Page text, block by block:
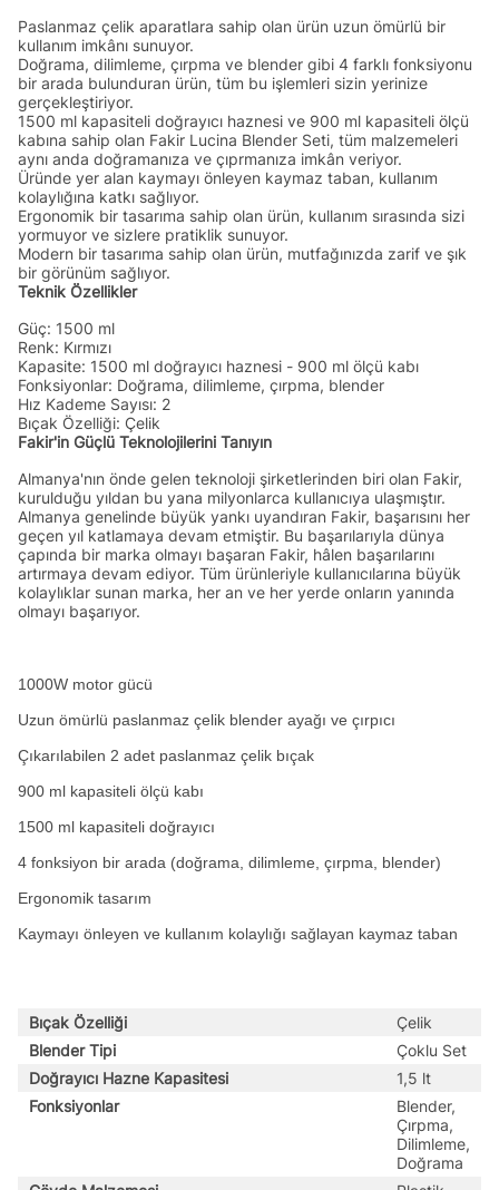
Paslanmaz çelik aparatlara sahip olan ürün uzun ömürlü bir
kullanım imkânı sunuyor.
Doğrama, dilimleme, çırpma ve blender gibi 4 farklı fonksiyonu
bir arada bulunduran ürün, tüm bu işlemleri sizin yerinize
gerçekleştiriyor.
1500 ml kapasiteli doğrayıcı haznesi ve 900 ml kapasiteli ölçü
kabına sahip olan Fakir Lucina Blender Seti, tüm malzemeleri
aynı anda doğramanıza ve çıprmanıza imkân veriyor.
Üründe yer alan kaymayı önleyen kaymaz taban, kullanım
kolaylığına katkı sağlıyor.
Ergonomik bir tasarıma sahip olan ürün, kullanım sırasında sizi
yormuyor ve sizlere pratiklik sunuyor.
Modern bir tasarıma sahip olan ürün, mutfağınızda zarif ve şık
bir görünüm sağlıyor.
Teknik Özellikler
Güç: 1500 ml
Renk: Kırmızı
Kapasite: 1500 ml doğrayıcı haznesi - 900 ml ölçü kabı
Fonksiyonlar: Doğrama, dilimleme, çırpma, blender
Hız Kademe Sayısı: 2
Bıçak Özelliği: Çelik
Fakir'in Güçlü Teknolojilerini Tanıyın
Almanya'nın önde gelen teknoloji şirketlerinden biri olan Fakir,
kurulduğu yıldan bu yana milyonlarca kullanıcıya ulaşmıştır.
Almanya genelinde büyük yankı uyandıran Fakir, başarısını her
geçen yıl katlamaya devam etmiştir. Bu başarılarıyla dünya
çapında bir marka olmayı başaran Fakir, hâlen başarılarını
artırmaya devam ediyor. Tüm ürünleriyle kullanıcılarına büyük
kolaylıklar sunan marka, her an ve her yerde onların yanında
olmayı başarıyor.
1000W motor gücü
Uzun ömürlü paslanmaz çelik blender ayağı ve çırpıcı
Çıkarılabilen 2 adet paslanmaz çelik bıçak
900 ml kapasiteli ölçü kabı
1500 ml kapasiteli doğrayıcı
4 fonksiyon bir arada (doğrama, dilimleme, çırpma, blender)
Ergonomik tasarım
Kaymayı önleyen ve kullanım kolaylığı sağlayan kaymaz taban
Bıçak Özelliği
Çelik
Blender Tipi
Çoklu Set
Doğrayıcı Hazne Kapasitesi
1,5 lt
Fonksiyonlar
Blender,
Çırpma,
Dilimleme,
Doğrama